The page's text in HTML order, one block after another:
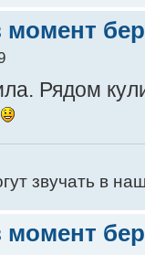
момент
Рядом
звучать в
момент